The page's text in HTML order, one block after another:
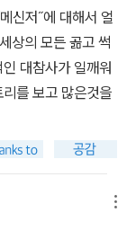
요즘 대세로 떠
자신만의 콘텐츠
는 건 모두가 주지
나게 화초를 잘 키
에 2번 정원을 관
난 50대 주부는
. 10년 넘게 책을
을 대상으로 일대
신저˝에 대해서 얼
상의 모든 곪고 썩
대참사가 일깨워
를 보고 많은것을